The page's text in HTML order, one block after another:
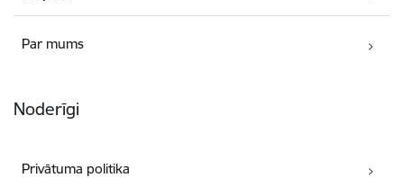
Par mums
Noderīgi
Privātuma politika